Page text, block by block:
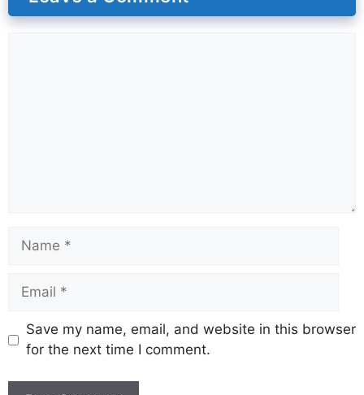
Name
Email
Save my name, email, and website in this browser
for the next time I comment.